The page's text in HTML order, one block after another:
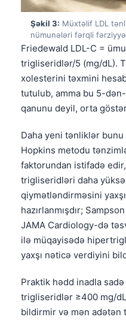
Şəkil 3: Müxtəlif LDL
nümunələri fərqli
Friedewald LDL-C =
trigliseridlər/5 (mg/dL).
xolesterini təxmini
tutulub, amma bu 5-
qanunu deyil, orta
Daha yeni tənliklər bunu
Hopkins metodu
faktorundan istifadə
trigliseridləri daha
qiymətləndirməsini
hazırlanmışdır;
JAMA Cardiology-də
ilə müqayisədə
yaxşı nəticə verdiyini
Praktik hədd inadla
trigliseridlər ≥400 mg/
bildirmir və mən